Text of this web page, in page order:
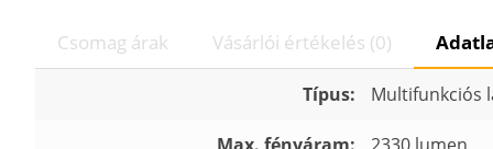
Csomag árak Vásárlói értékelés (0)
Típus: Multifunkciós